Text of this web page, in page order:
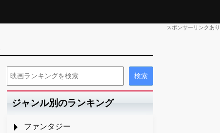
スポンサーリンクあり
ジャンル別のランキング
ファンタジー